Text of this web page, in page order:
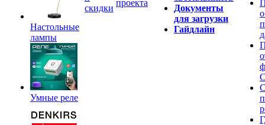
Настольные
лампы
Умные реле
скидки
проекта
Документы
для загрузки
Гайдлайн